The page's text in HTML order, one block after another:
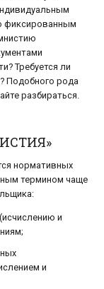
фиксированным
Требуется ли
Подобного рода
разбираться.
нормативных
термином чаще
и
и